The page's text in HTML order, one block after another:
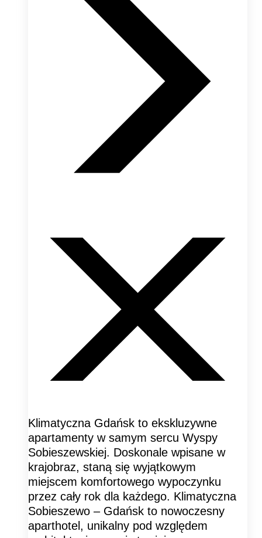
Klimatyczna Gdańsk to ekskluzywne
apartamenty w samym sercu Wyspy
Sobieszewskiej. Doskonale wpisane w
krajobraz, staną się wyjątkowym
miejscem komfortowego wypoczynku
przez cały rok dla każdego. Klimatyczna
Sobieszewo – Gdańsk to nowoczesny
aparthotel, unikalny pod względem